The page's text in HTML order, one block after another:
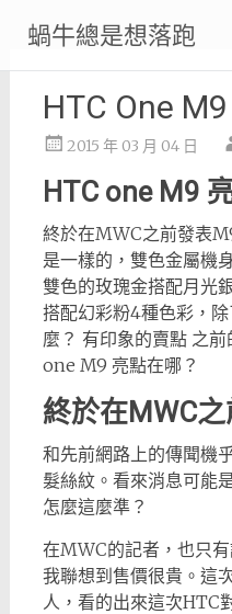
content
蝸牛總是想落跑
HTC One
2015 年 03 月 04 日
HTC one M9
終於在MWC之前發表
是一樣的，雙色金屬機
雙色的玫瑰金搭配月光
搭配幻彩粉4種色彩，
麼？ 有印象的賣點 之
one M9 亮點在哪？
終於在MWC
和先前網路上的傳聞機
髮絲紋。看來消息可能
怎麼這麼準？
在MWC的記者，也只
我聯想到售價很貴。這
人，看的出來這次HTC